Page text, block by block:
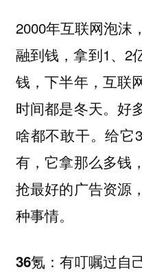
2000年互联网泡沫
融到钱，拿到1、2
钱，下半年，互联
时间都是冬天。好
啥都不敢干。给它
有，它拿那么多钱
抢最好的广告资源
种事情。
36氪： 有叮嘱过自